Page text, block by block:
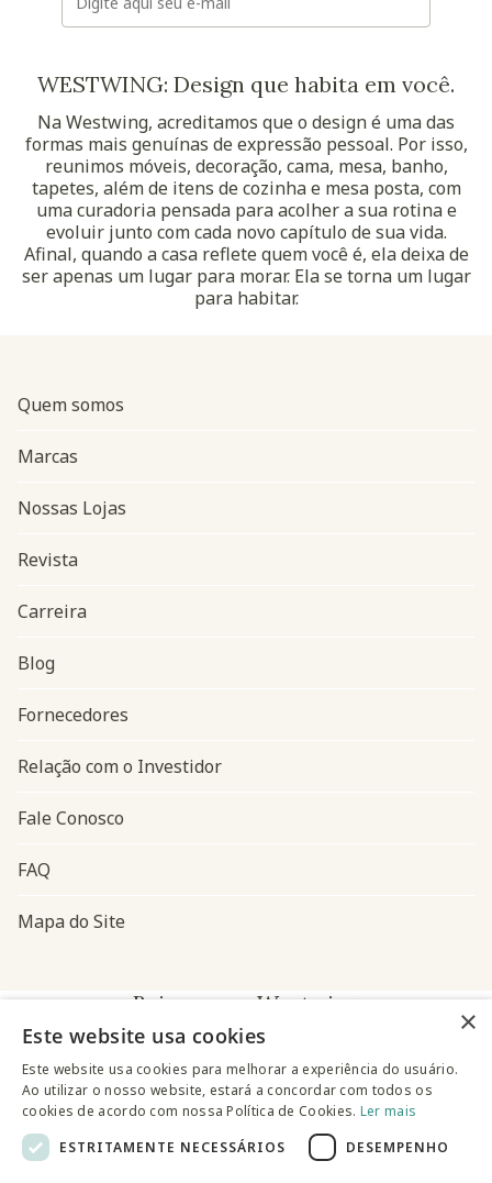
WESTWING: Design que habita em você.
Na Westwing, acreditamos que o design é uma das
formas mais genuínas de expressão pessoal. Por isso,
reunimos móveis, decoração, cama, mesa, banho,
tapetes, além de itens de cozinha e mesa posta, com
uma curadoria pensada para acolher a sua rotina e
evoluir junto com cada novo capítulo de sua vida.
Afinal, quando a casa reflete quem você é, ela deixa de
ser apenas um lugar para morar. Ela se torna um lugar
para habitar.
Navegação do rodapé
Quem somos
Marcas
Nossas Lojas
Revista
Carreira
Blog
Fornecedores
Relação com o Investidor
Fale Conosco
FAQ
Mapa do Site
Baixe o app Westwing
×
Este website usa cookies
Este website usa cookies para melhorar a experiência do usuário.
Ao utilizar o nosso website, estará a concordar com todos os
cookies de acordo com nossa Política de Cookies. Ler mais
ESTRITAMENTE NECESSÁRIOS
DESEMPENHO